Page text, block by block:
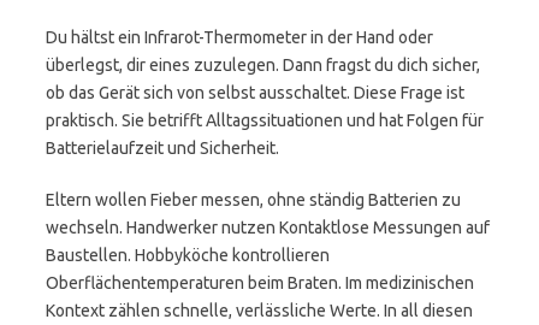
Du hältst ein Infrarot-Thermometer in der Hand oder
überlegst, dir eines zuzulegen. Dann fragst du dich sicher,
ob das Gerät sich von selbst ausschaltet. Diese Frage ist
praktisch. Sie betrifft Alltagssituationen und hat Folgen für
Batterielaufzeit und Sicherheit.
Eltern wollen Fieber messen, ohne ständig Batterien zu
wechseln. Handwerker nutzen Kontaktlose Messungen auf
Baustellen. Hobbyköche kontrollieren
Oberflächentemperaturen beim Braten. Im medizinischen
Kontext zählen schnelle, verlässliche Werte. In all diesen